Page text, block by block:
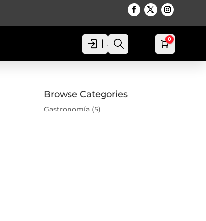
Acceso
Acceso Carro
0
Browse Categories
Gastronomía (5)